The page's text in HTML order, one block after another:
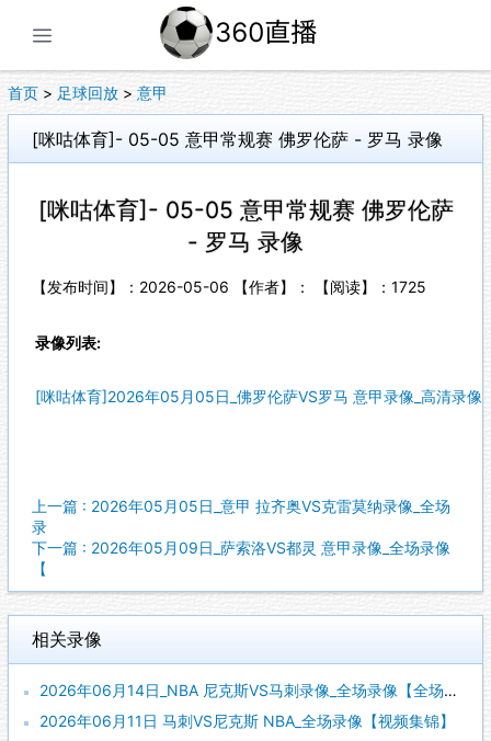
首页 > 足球回放 > 意甲
[咪咕体育]- 05-05 意甲常规赛 佛罗伦萨 - 罗马 录像
[咪咕体育]- 05-05 意甲常规赛 佛罗伦萨
- 罗马 录像
【发布时间】：2026-05-06 【作者】： 【阅读】： 1725
录像列表:
[咪咕体育]2026年05月05日_佛罗伦萨VS罗马 意甲录像_高清录像
上一篇 : 2026年05月05日_意甲 拉齐奥VS克雷莫纳录像_全场
录
下一篇 : 2026年05月09日_萨索洛VS都灵 意甲录像_全场录像
【
相关录像
2026年06月14日_NBA 尼克斯VS马刺录像_全场录像【全场回放】
2026年06月11日 马刺VS尼克斯 NBA_全场录像【视频集锦】